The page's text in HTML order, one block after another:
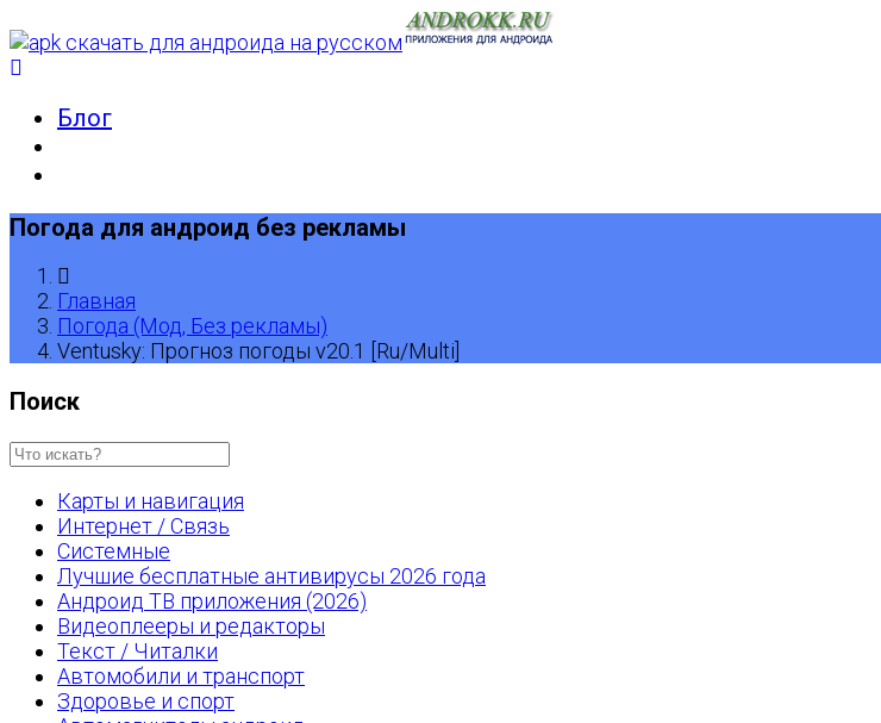
Блог
Погода для андроид без рекламы
Главная
Погода (Мод, Без рекламы)
Ventusky: Прогноз погоды v20.1 [Ru/Multi]
Поиск
Карты и навигация
Интернет / Связь
Системные
Лучшие бесплатные антивирусы 2026 года
Андроид ТВ приложения (2026)
Видеоплееры и редакторы
Текст / Читалки
Автомобили и транспорт
Здоровье и спорт